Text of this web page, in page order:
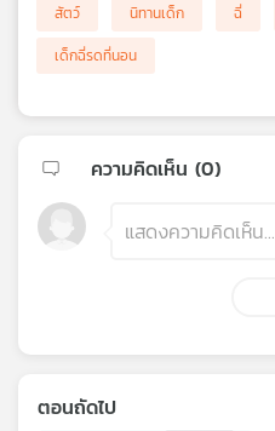
สัตว์
นิทานเด็ก ฉี่
เด็กฉี่รดที่นอน
ความคิดเห็น (0)
ตอนถัดไป